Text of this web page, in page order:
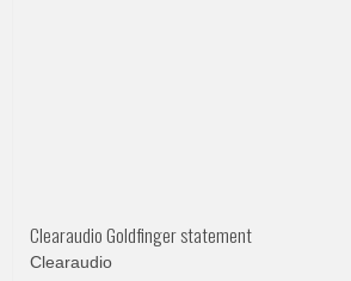
Clearaudio Goldfinger statement
Clearaudio